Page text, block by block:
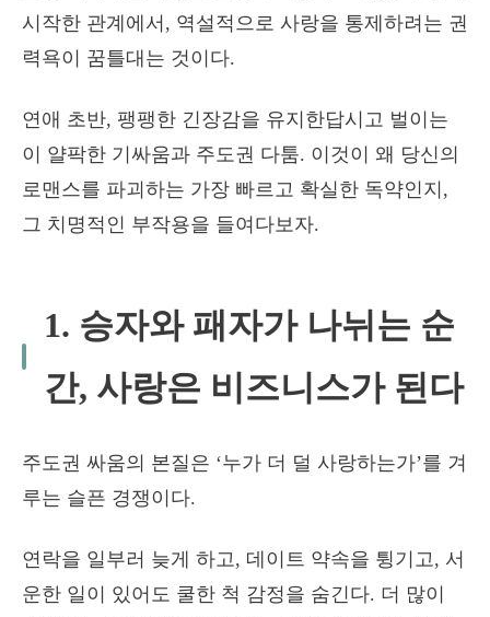
시작한 관계에서, 역설적으로 사랑을 통제하려는 권
력욕이 꿈틀대는 것이다.
연애 초반, 팽팽한 긴장감을 유지한답시고 벌이는
이 얄팍한 기싸움과 주도권 다툼. 이것이 왜 당신의
로맨스를 파괴하는 가장 빠르고 확실한 독약인지,
그 치명적인 부작용을 들여다보자.
1. 승자와 패자가 나뉘는 순
간, 사랑은 비즈니스가 된다
주도권 싸움의 본질은 ‘누가 더 덜 사랑하는가’를 겨
루는 슬픈 경쟁이다.
연락을 일부러 늦게 하고, 데이트 약속을 튕기고, 서
운한 일이 있어도 쿨한 척 감정을 숨긴다. 더 많이